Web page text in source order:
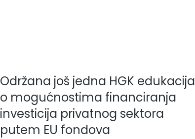
Održana još jedna HGK edukacija
o mogućnostima financiranja
investicija privatnog sektora
putem EU fondova